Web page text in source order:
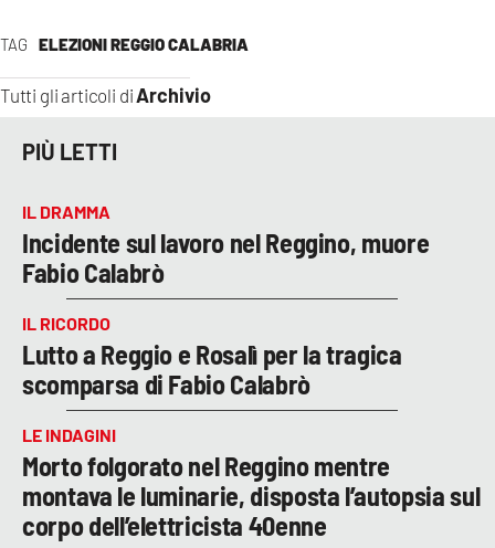
TAG ELEZIONI REGGIO CALABRIA
Tutti gli articoli diArchivio
PIÙ LETTI
IL DRAMMA
Incidente sul lavoro nel Reggino, muore
Fabio Calabrò
IL RICORDO
Lutto a Reggio e Rosalì per la tragica
scomparsa di Fabio Calabrò
LE INDAGINI
Morto folgorato nel Reggino mentre
montava le luminarie, disposta l’autopsia sul
corpo dell’elettricista 40enne